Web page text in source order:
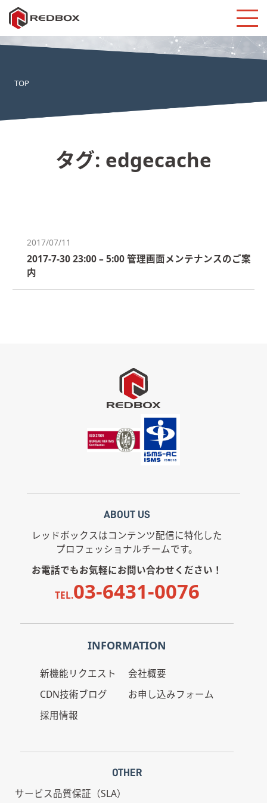
TOP
タグ: edgecache
2017/07/11
2017-7-30 23:00 – 5:00 管理画面メンテナンスのご案
内
ABOUT US
レッドボックスはコンテンツ配信に特化した
プロフェッショナルチームです。
お電話でもお気軽にお問い合わせください！
TEL.03-6431-0076
INFORMATION
新機能リクエスト
CDN技術ブログ
採用情報
会社概要
お申し込みフォーム
OTHER
サービス品質保証（SLA）